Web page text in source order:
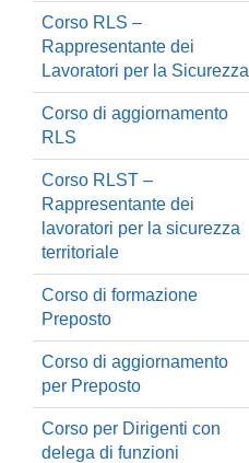
Corso RLS –
Rappresentante dei
Lavoratori per la Sicurezza
Corso di aggiornamento
RLS
Corso RLST –
Rappresentante dei
lavoratori per la sicurezza
territoriale
Corso di formazione
Preposto
Corso di aggiornamento
per Preposto
Corso per Dirigenti con
delega di funzioni